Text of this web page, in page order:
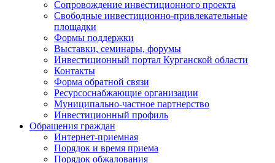
Сопровождение инвестиционного проекта
Свободные инвестиционно-привлекательные
площадки
Формы поддержки
Выставки, семинары, форумы
Инвестиционный портал Курганской области
Контакты
Форма обратной связи
Ресурсоснабжающие организации
Муниципально-частное партнерство
Инвестиционный профиль
Обращения граждан
Интернет-приемная
Порядок и время приема
Порядок обжалования